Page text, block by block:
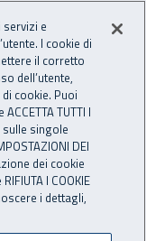
Apri cerca
e
I cookie di
il corretto
dell’utente,
cookie. Puoi
TUTTI I
sulle singole
DEI
dei cookie
I COOKIE
i dettagli,